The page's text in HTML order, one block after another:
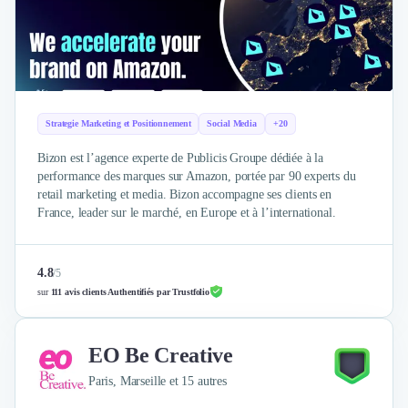
Communication
Influence Marketing
Veille commerciale
Photographie
Études Marketing
Présentations PowerPoint
SMS Marketing
Email Marketing
Data Marketing
Logiciel Commercial
Assurance
Expertise Comptable
Subventions & Aides
Levée de fonds
Droit des Affaires
Strategie Marketing et Positionnement Social Media +20
Bizon est l’agence experte de Publicis Groupe dédiée à la
performance des marques sur Amazon, portée par 90 experts du
retail marketing et media. Bizon accompagne ses clients en
France, leader sur le marché, en Europe et à l’international.
4.8/5
sur 111 avis clients Authentifiés par Trustfolio
EO Be Creative
Paris, Marseille et 15 autres